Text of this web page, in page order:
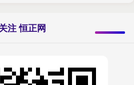
注 恒正网